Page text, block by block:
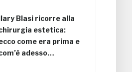
Blasi ricorre alla
estetica:
come era prima e
adesso…